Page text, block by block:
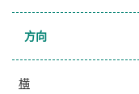
方向
横